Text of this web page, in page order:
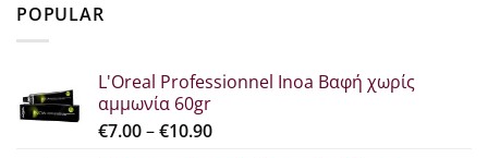
POPULAR
L'Oreal Professionnel Inoa Βαφή χωρίς
αμμωνία 60gr
€7.00–€10.90Price